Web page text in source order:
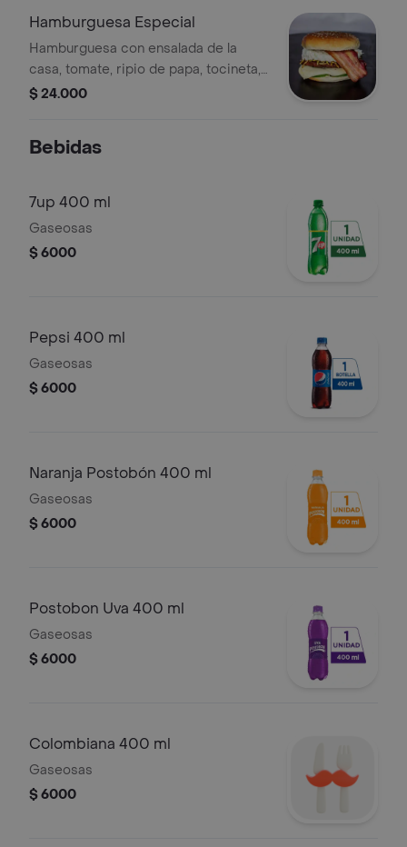
Hamburguesa Especial
Hamburguesa con ensalada de la
casa, tomate, ripio de papa, tocineta,
queso, carne y salsas a elección.
$ 24.000
Bebidas
7up 400 ml
Gaseosas
$ 6000
Pepsi 400 ml
Gaseosas
$ 6000
Naranja Postobón 400 ml
Gaseosas
$ 6000
Postobon Uva 400 ml
Gaseosas
$ 6000
Colombiana 400 ml
Gaseosas
$ 6000